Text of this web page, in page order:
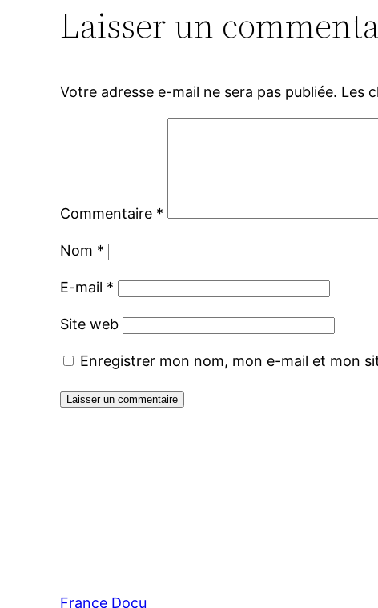
Laisser un
Votre adresse e-mail ne sera pas publiée. Les
Commentaire *
Nom *
E-mail *
Site web
Enregistrer mon nom, mon e-mail et mon
France Docu